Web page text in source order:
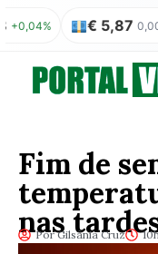
€ 5,87 0,00%
Fim de
nas
Por Gilsânia Cruz